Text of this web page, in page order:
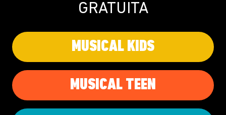
GRATUITA
MUSICAL KIDS
MUSICAL TEEN